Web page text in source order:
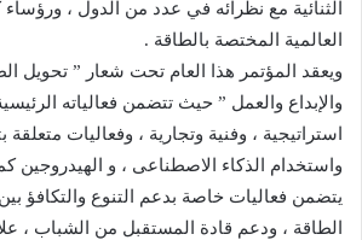
الثنائية مع نظرائه في عدد من الدول ،
العالمية المختصة بالطاقة .
ويعقد المؤتمر هذا العام تحت شعار ” تحويل
والإبداع والعمل ” حيث تتضمن فعالياته
استراتيجية ، وفنية وتجارية ، وفعاليات متعلقة
واستخدام الذكاء الاصطناعى ، و الهيدروجين
يتضمن فعاليات خاصة بدعم التنوع والتكافؤ
الطاقة ، ودعم قادة المستقبل من الشباب ،